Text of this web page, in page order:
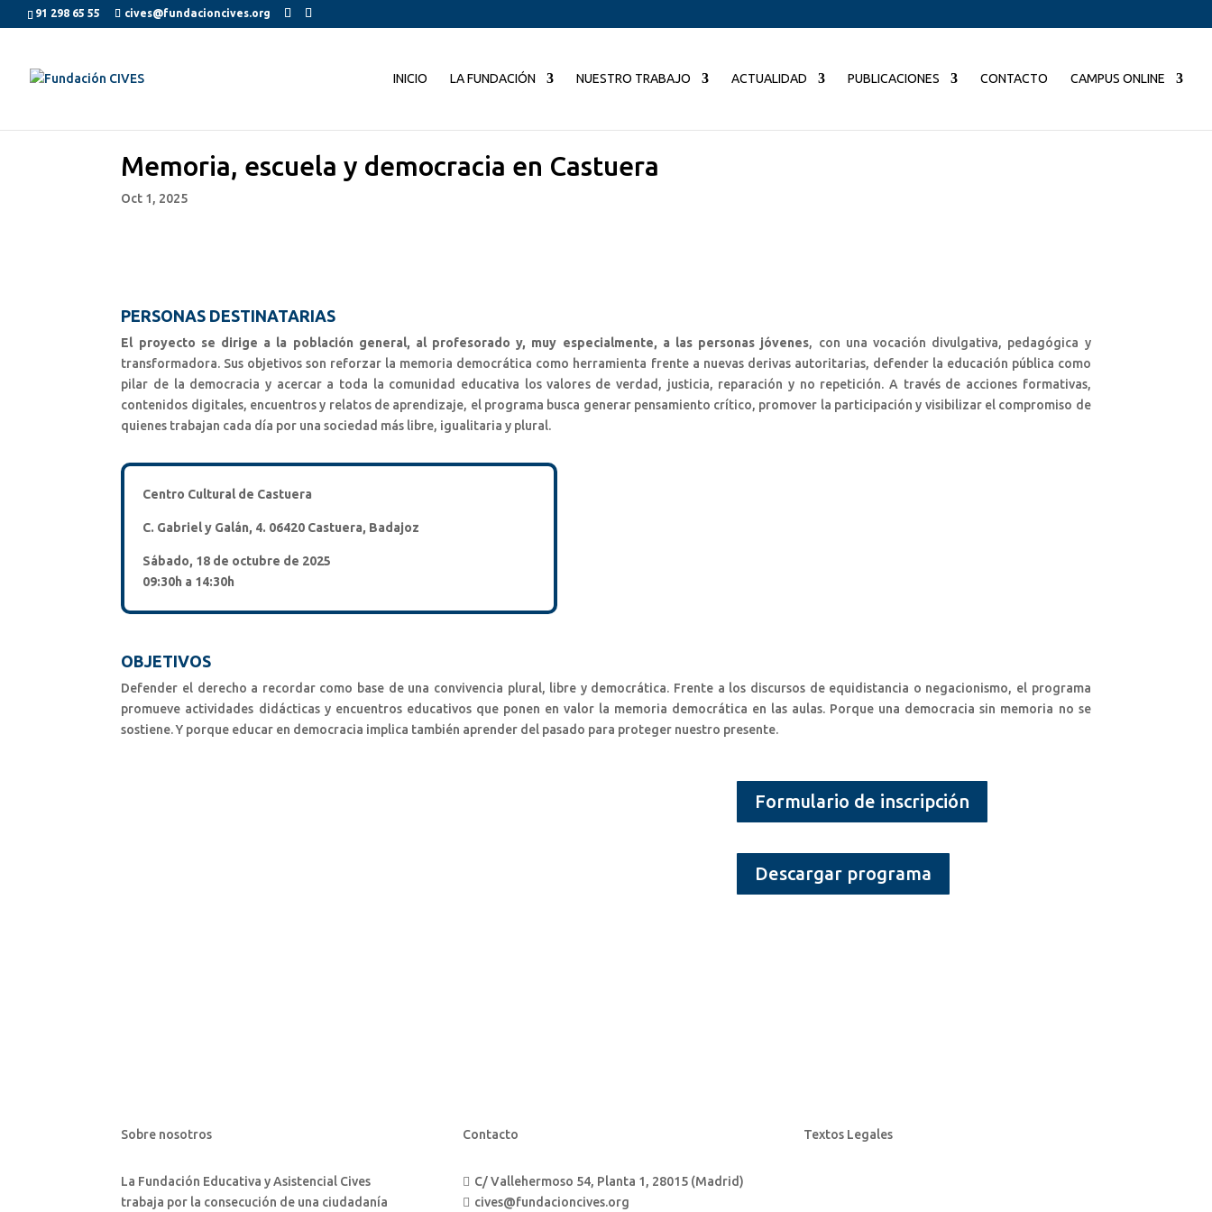
91 298 65 55 cives@fundacioncives.org
INICIO LA FUNDACIÓN NUESTRO TRABAJO ACTUALIDAD PUBLICACIONES CONTACTO CAMPUS ONLINE
Memoria, escuela y democracia en Castuera
Oct 1, 2025
PERSONAS DESTINATARIAS
El proyecto se dirige a la población general, al profesorado y, muy especialmente, a las personas jóvenes, con una vocación divulgativa, pedagógica y
transformadora. Sus objetivos son reforzar la memoria democrática como herramienta frente a nuevas derivas autoritarias, defender la educación pública como
pilar de la democracia y acercar a toda la comunidad educativa los valores de verdad, justicia, reparación y no repetición. A través de acciones formativas,
contenidos digitales, encuentros y relatos de aprendizaje, el programa busca generar pensamiento crítico, promover la participación y visibilizar el compromiso de
quienes trabajan cada día por una sociedad más libre, igualitaria y plural.
Centro Cultural de Castuera
C. Gabriel y Galán, 4. 06420 Castuera, Badajoz
Sábado, 18 de octubre de 2025
09:30h a 14:30h
OBJETIVOS
Defender el derecho a recordar como base de una convivencia plural, libre y democrática. Frente a los discursos de equidistancia o negacionismo, el programa
promueve actividades didácticas y encuentros educativos que ponen en valor la memoria democrática en las aulas. Porque una democracia sin memoria no se
sostiene. Y porque educar en democracia implica también aprender del pasado para proteger nuestro presente.
Formulario de inscripción
Descargar programa
Sobre nosotros
La Fundación Educativa y Asistencial Cives
trabaja por la consecución de una ciudadanía
Contacto
 C/ Vallehermoso 54, Planta 1, 28015 (Madrid)
 cives@fundacioncives.org
Textos Legales